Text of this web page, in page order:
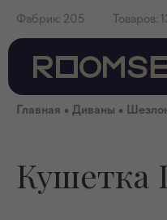
Фабрик: 205 Товаров:
Главная • Диваны •
Кушетка